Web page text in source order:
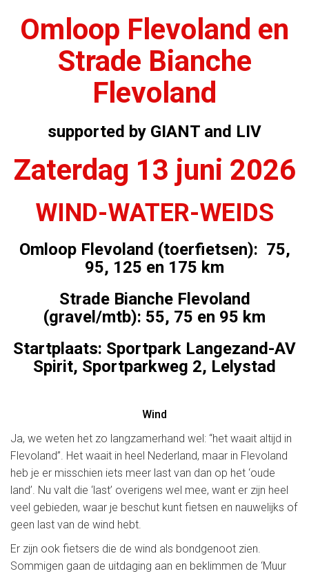
Omloop Flevoland en
Strade Bianche
Flevoland
supported by GIANT and LIV
Zaterdag 13 juni 2026
WIND-WATER-WEIDS
Omloop Flevoland (toerfietsen): 75,
95, 125 en 175 km
Strade Bianche Flevoland
(gravel/mtb): 55, 75 en 95 km
Startplaats: Sportpark Langezand-AV
Spirit, Sportparkweg 2, Lelystad
Wind
Ja, we weten het zo langzamerhand wel: “het waait altijd in
Flevoland”. Het waait in heel Nederland, maar in Flevoland
heb je er misschien iets meer last van dan op het ‘oude
land’. Nu valt die ‘last’ overigens wel mee, want er zijn heel
veel gebieden, waar je beschut kunt fietsen en nauwelijks of
geen last van de wind hebt.
Er zijn ook fietsers die de wind als bondgenoot zien.
Sommigen gaan de uitdaging aan en beklimmen de ‘Muur